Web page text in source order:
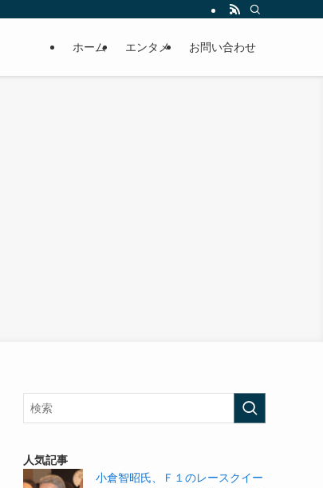
ホーム エンタメ お問い合わせ
人気記事
小倉智昭氏、Ｆ１のレースクイー